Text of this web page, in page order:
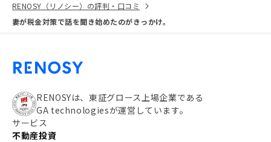
RENOSY（リノシー）の評判・口コミ
妻が税金対策で話を聞き始めたのがきっかけ。
RENOSYは、東証グロース上場企業である
GA technologiesが運営しています。
サービス
不動産投資